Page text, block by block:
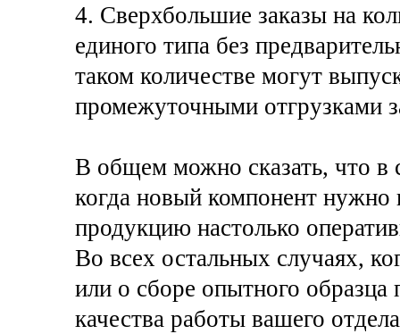
4. Сверхбольшие заказы на
единого типа без
таком количестве могут
промежуточными отгрузками
В общем можно сказать, что в
когда новый компонент
продукцию настолько
Во всех остальных случаях,
или о сборе опытного образца
качества работы вашего